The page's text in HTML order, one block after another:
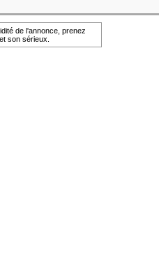
de l'annonce, prenez
son sérieux.